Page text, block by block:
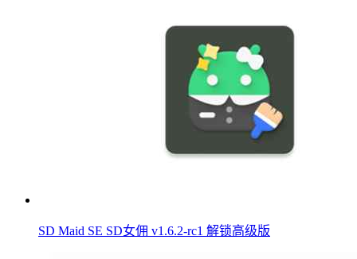
SD Maid SE SD女佣 v1.6.2-rc1 解锁高级版